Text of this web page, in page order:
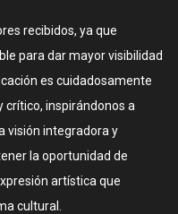
recibidos, ya que
para dar mayor visibilidad
es cuidadosamente
crítico, inspirándonos a
visión integradora y
la oportunidad de
artística que
cultural.